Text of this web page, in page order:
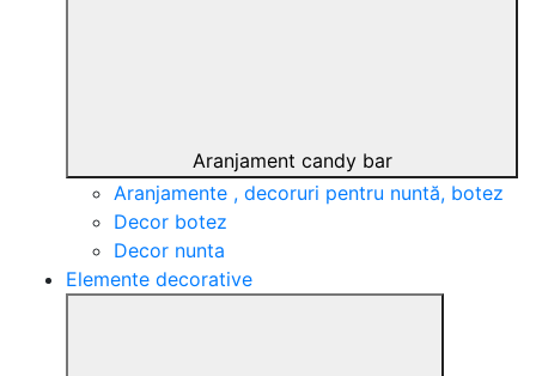
Aranjament candy bar
Aranjamente , decoruri pentru nuntă, botez
Decor botez
Decor nunta
Elemente decorative